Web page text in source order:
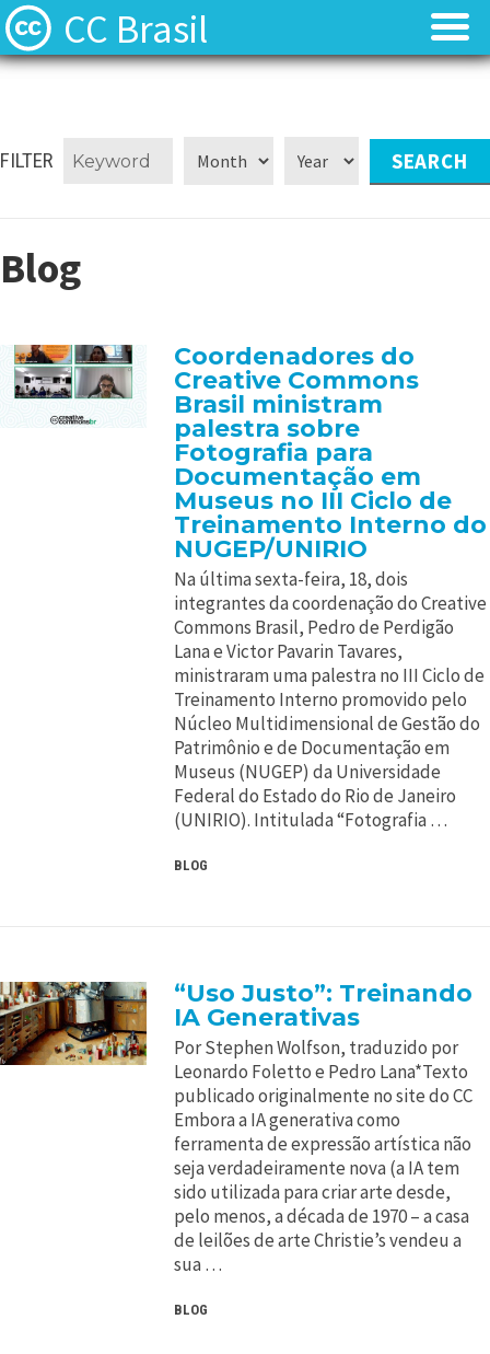
CC Brasil
Perguntas frequentes (FAQ)
Perguntas frequentes (FAQ)
FILTER
Blog
Coordenadores do
Creative Commons
Brasil ministram
palestra sobre
Fotografia para
Documentação em
Museus no III Ciclo de
Treinamento Interno do
NUGEP/UNIRIO
Na última sexta-feira, 18, dois
integrantes da coordenação do Creative
Commons Brasil, Pedro de Perdigão
Lana e Victor Pavarin Tavares,
ministraram uma palestra no III Ciclo de
Treinamento Interno promovido pelo
Núcleo Multidimensional de Gestão do
Patrimônio e de Documentação em
Museus (NUGEP) da Universidade
Federal do Estado do Rio de Janeiro
(UNIRIO). Intitulada “Fotografia …
BLOG
“Uso Justo”: Treinando
IA Generativas
Por Stephen Wolfson, traduzido por
Leonardo Foletto e Pedro Lana*Texto
publicado originalmente no site do CC
Embora a IA generativa como
ferramenta de expressão artística não
seja verdadeiramente nova (a IA tem
sido utilizada para criar arte desde,
pelo menos, a década de 1970 – a casa
de leilões de arte Christie’s vendeu a
sua …
BLOG